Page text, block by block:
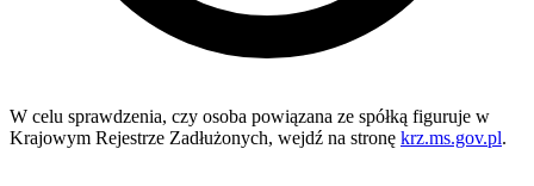
W celu sprawdzenia, czy osoba powiązana ze spółką figuruje w
Krajowym Rejestrze Zadłużonych, wejdź na stronę krz.ms.gov.pl.